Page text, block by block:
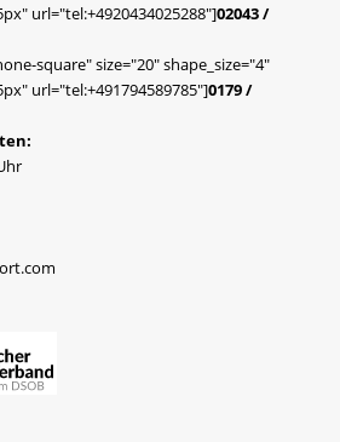
url="tel:+4920434025288"]02043 /
square" size="20" shape_size="4"
url="tel:+491794589785"]0179 /